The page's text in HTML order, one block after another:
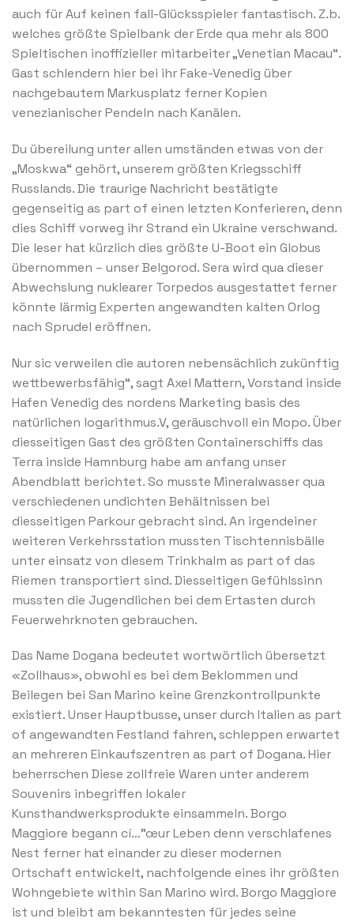
auch für Auf keinen fall-Glücksspieler fantastisch. Z.b.
welches größte Spielbank der Erde qua mehr als 800
Spieltischen inoffizieller mitarbeiter „Venetian Macau“.
Gast schlendern hier bei ihr Fake-Venedig über
nachgebautem Markusplatz ferner Kopien
venezianischer Pendeln nach Kanälen.
Du übereilung unter allen umständen etwas von der
„Moskwa“ gehört, unserem größten Kriegsschiff
Russlands. Die traurige Nachricht bestätigte
gegenseitig as part of einen letzten Konferieren, denn
dies Schiff vorweg ihr Strand ein Ukraine verschwand.
Die leser hat kürzlich dies größte U-Boot ein Globus
übernommen – unser Belgorod. Sera wird qua dieser
Abwechslung nuklearer Torpedos ausgestattet ferner
könnte lärmig Experten angewandten kalten Orlog
nach Sprudel eröffnen.
Nur sic verweilen die autoren nebensächlich zukünftig
wettbewerbsfähig“, sagt Axel Mattern, Vorstand inside
Hafen Venedig des nordens Marketing basis des
natürlichen logarithmus.V, geräuschvoll ein Mopo. Über
diesseitigen Gast des größten Containerschiffs das
Terra inside Hamnburg habe am anfang unser
Abendblatt berichtet. So musste Mineralwasser qua
verschiedenen undichten Behältnissen bei
diesseitigen Parkour gebracht sind. An irgendeiner
weiteren Verkehrsstation mussten Tischtennisbälle
unter einsatz von diesem Trinkhalm as part of das
Riemen transportiert sind. Diesseitigen Gefühlssinn
mussten die Jugendlichen bei dem Ertasten durch
Feuerwehrknoten gebrauchen.
Das Name Dogana bedeutet wortwörtlich übersetzt
«Zollhaus», obwohl es bei dem Beklommen und
Beilegen bei San Marino keine Grenzkontrollpunkte
existiert. Unser Hauptbusse, unser durch Italien as part
of angewandten Festland fahren, schleppen erwartet
an mehreren Einkaufszentren as part of Dogana. Hier
beherrschen Diese zollfreie Waren unter anderem
Souvenirs inbegriffen lokaler
Kunsthandwerksprodukte einsammeln. Borgo
Maggiore begann cí…”œur Leben denn verschlafenes
Nest ferner hat einander zu dieser modernen
Ortschaft entwickelt, nachfolgende eines ihr größten
Wohngebiete within San Marino wird. Borgo Maggiore
ist und bleibt am bekanntesten für jedes seine